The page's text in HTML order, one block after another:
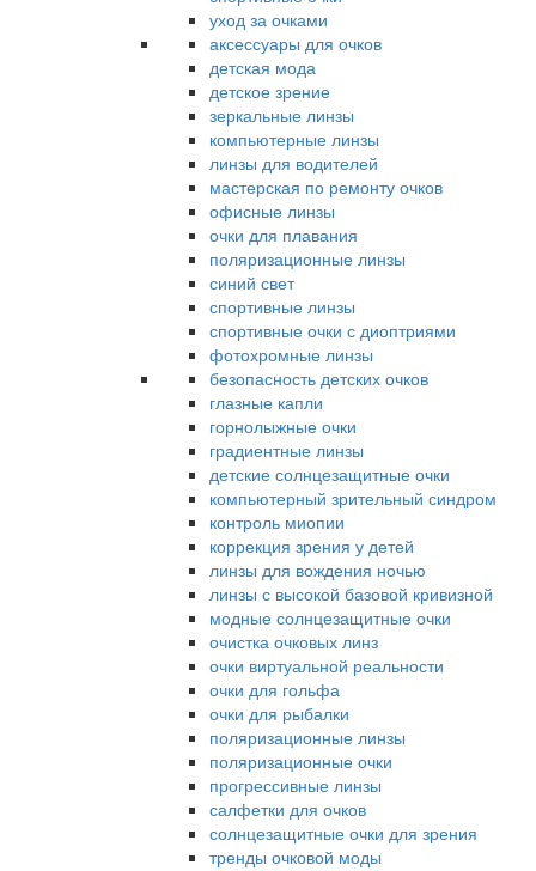
уход за очками
аксессуары для очков
детская мода
детское зрение
зеркальные линзы
компьютерные линзы
линзы для водителей
мастерская по ремонту очков
офисные линзы
очки для плавания
поляризационные линзы
синий свет
спортивные линзы
спортивные очки с диоптриями
фотохромные линзы
безопасность детских очков
глазные капли
горнолыжные очки
градиентные линзы
детские солнцезащитные очки
компьютерный зрительный синдром
контроль миопии
коррекция зрения у детей
линзы для вождения ночью
линзы с высокой базовой кривизной
модные солнцезащитные очки
очистка очковых линз
очки виртуальной реальности
очки для гольфа
очки для рыбалки
поляризационные линзы
поляризационные очки
прогрессивные линзы
салфетки для очков
солнцезащитные очки для зрения
тренды очковой моды